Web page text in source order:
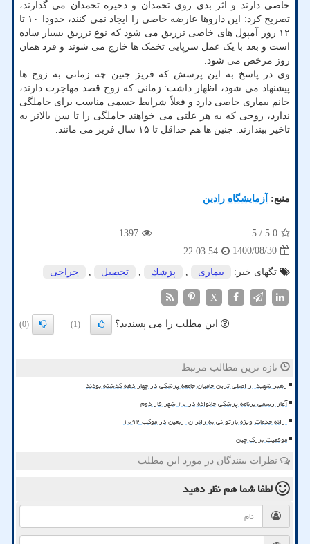
خاصی دارند و اثر بدی روی تخمدان و ذخیره تخمدان می گذارند،
تصریح کرد: این داروها عارضه خاصی را ایجاد نمی کنند، حدودا ۱۰ تا
۱۲ روز آمپول های خاصی تزریق می شود که نوع تزریق بسیار ساده
است و بعد با یک عمل سرپایی تخمک ها خارج می شوند و فرد همان
روز مرخص می شود.
وی در پاسخ به این پرسش که فریز جنین چه زمانی به زوج ها
پیشنهاد می شود، اظهار داشت: زمانی که زوج قصد مهاجرت دارند،
خانم بیماری خاصی دارد و فعلاً شرایط جسمی مناسب برای حاملگی
ندارد، زوجی که به هر علتی می خواهند حاملگی را تا سن بالاتر به
تاخیر بیندازند. جنین ها هم حداقل تا ۱۵ سال فریز می مانند.
منبع: آزمایشگاه رادین
5.0
/ 5
1397
1400/08/30
22:03:54
تگهای خبر:
بیماری , پزشك , تحصیل , جراحی
X
این مطلب را می پسندید؟ (1)
(0)
تازه ترین مطالب مرتبط
رهبر شهید از اصلی ترین حامیان جامعه پزشکی در چهار دهه گذشته بودند
آغاز رسمی برنامه پزشکی خانواده در ۲۰ شهر فاز دوم
ارائه خدمات ویژه بازتوانی به زائران اربعین در موکب ۱۰۹۲
موفقیت بزرگ چین
نظرات بینندگان در مورد این مطلب
لطفا شما همنظر دهید